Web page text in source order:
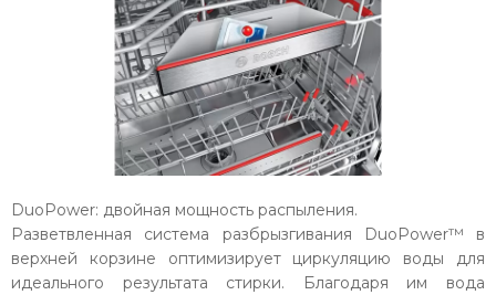
DuoPower: двойная мощность распыления.
Разветвленная система разбрызгивания DuoPower™ в
верхней корзине оптимизирует циркуляцию воды для
идеального результата стирки. Благодаря им вода